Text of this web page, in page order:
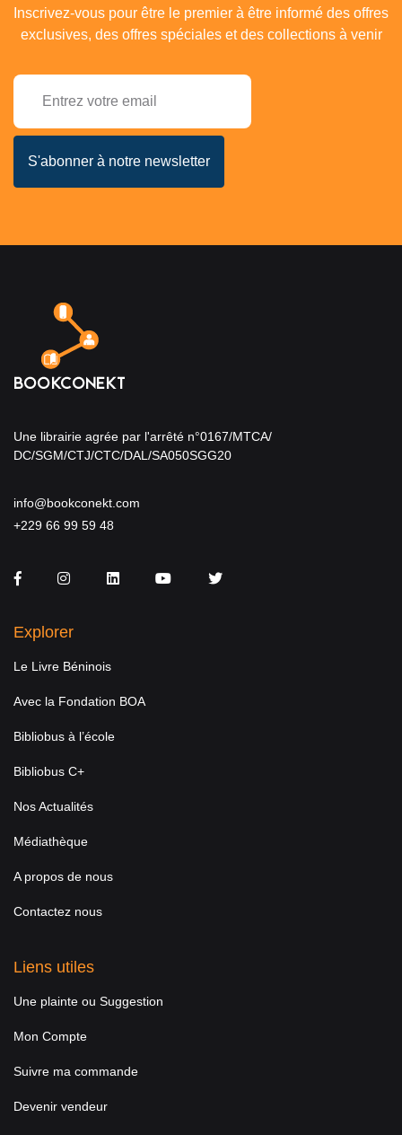
Inscrivez-vous pour être le premier à être informé des offres
exclusives, des offres spéciales et des collections à venir
Une librairie agrée par l'arrêté n°0167/MTCA/
DC/SGM/CTJ/CTC/DAL/SA050SGG20
info@bookconekt.com
+229 66 99 59 48
FacebookInstagramLinkedInYou TubeTwitter
Explorer
Le Livre Béninois
Avec la Fondation BOA
Bibliobus à l’école
Bibliobus C+
Nos Actualités
Médiathèque
A propos de nous
Contactez nous
Liens utiles
Une plainte ou Suggestion
Mon Compte
Suivre ma commande
Devenir vendeur